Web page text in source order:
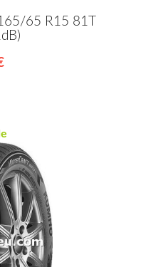
65 R15 81T